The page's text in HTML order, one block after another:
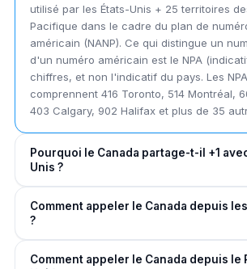
utilisé par les États-Unis + 25 territoires
Pacifique dans le cadre du plan de
américain (NANP). Ce qui distingue un
d'un numéro américain est le NPA
chiffres, et non l'indicatif du pays. Les
comprennent 416 Toronto, 514 Montréal,
403 Calgary, 902 Halifax et plus de 35
Pourquoi le Canada partage-t-il +1
Unis ?
plan de numérotation nord-américain
lorsque AT&T + Bell Labs ont créé le
numérotation téléphonique unifié. Le
membre fondateur du NANP depuis le
Comment appeler le Canada depuis
?
composer le 011+1 : composez
Comment appeler le Canada depuis le